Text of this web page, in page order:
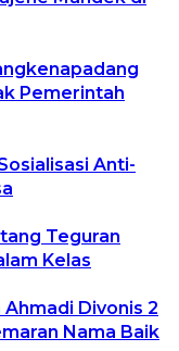
Pemerintah
Anti-
Teguran
Kelas
Divonis 2
Nama Baik